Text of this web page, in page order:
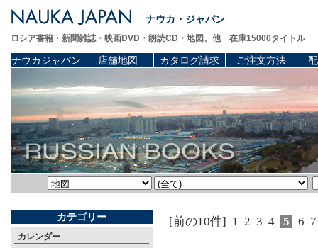
ナウカ・ジャパン
ロシア書籍・新聞雑誌・映画DVD・朗読CD・地図、他 在庫15000タイトル
ナウカジャパン 店舗地図 カタログ請求 ご注文方法
カテゴリー
カレンダー
[前の10件] 1 2 3 4 5 6 7